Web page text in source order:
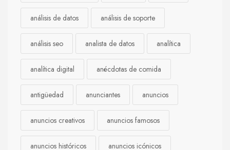
análisis de datos análisis de soporte
análisis seo analista de datos analítica
analítica digital anécdotas de comida
antigüedad anunciantes anuncios
anuncios creativos anuncios famosos
anuncios históricos anuncios icónicos